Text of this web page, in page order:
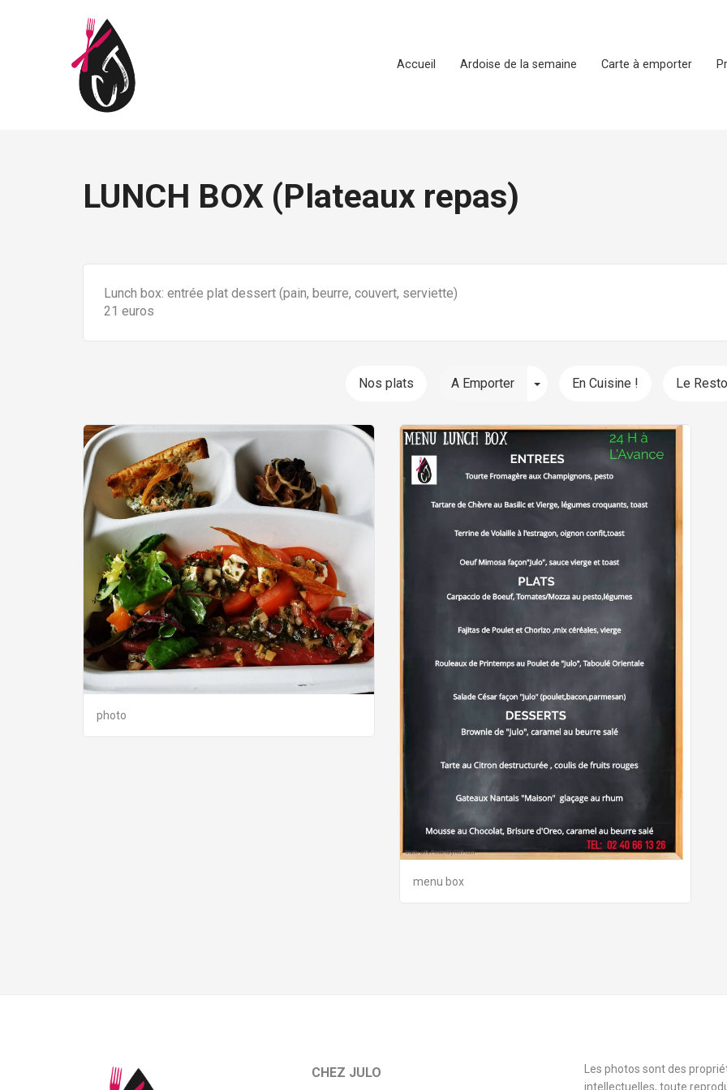
Accueil Ardoise de la semaine Carte à emporter
LUNCH BOX (Plateaux repas)
Lunch box: entrée plat dessert (pain, beurre, couvert, serviette)
21 euros
Nos plats A Emporter Toggle Dropdown
En Cuisine ! Le Resto
photo
menu box
CHEZ JULO
Les photos sont des
intellectuelles, toute